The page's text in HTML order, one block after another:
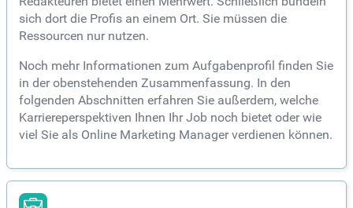
sich dort die Profis an einem Ort. Sie müssen die
Ressourcen nur nutzen.
Noch mehr Informationen zum Aufgabenprofil finden Sie
in der obenstehenden Zusammenfassung. In den
folgenden Abschnitten erfahren Sie außerdem, welche
Karriereperspektiven Ihnen Ihr Job noch bietet oder wie
viel Sie als Online Marketing Manager verdienen können.